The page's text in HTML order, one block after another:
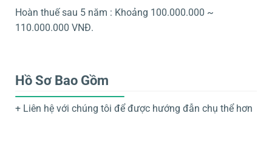
Hoàn thuế sau 5 năm : Khoảng 100.000.000 ~
110.000.000 VNĐ.
Hồ Sơ Bao Gồm
+ Liên hệ với chúng tôi để được hướng đẫn chụ thể hơn